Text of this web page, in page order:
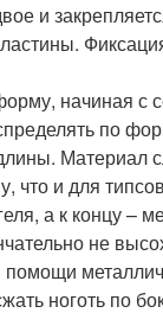
и
начиная с
по
Материал
что и для
а к концу –
не
помощи
ноготь по